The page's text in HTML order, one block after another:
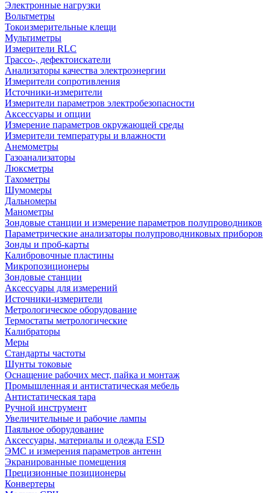
Электронные нагрузки
Вольтметры
Токоизмерительные клещи
Мультиметры
Измерители RLC
Трассо-, дефектоискатели
Анализаторы качества электроэнергии
Измерители сопротивления
Источники-измерители
Измерители параметров электробезопасности
Аксессуары и опции
Измерение параметров окружающей среды
Измерители температуры и влажности
Анемометры
Газоанализаторы
Люксметры
Тахометры
Шумомеры
Дальномеры
Манометры
Зондовые станции и измерение параметров полупроводников
Параметрические анализаторы полупроводниковых приборов
Зонды и проб-карты
Калибровочные пластины
Микропозиционеры
Зондовые станции
Аксессуары для измерений
Источники-измерители
Метрологическое оборудование
Термостаты метрологические
Калибраторы
Меры
Стандарты частоты
Шунты токовые
Оснащение рабочих мест, пайка и монтаж
Промышленная и антистатическая мебель
Антистатическая тара
Ручной инструмент
Увеличительные и рабочие лампы
Паяльное оборудование
Аксессуары, материалы и одежда ESD
ЭМС и измерения параметров антенн
Экранированные помещения
Прецизионные позиционеры
Конвертеры